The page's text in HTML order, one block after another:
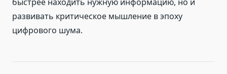
развивать критическое мышление в эпоху
цифрового шума.